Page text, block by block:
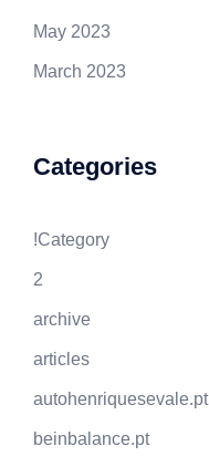
May 2023
March 2023
Categories
!Category
2
archive
articles
autohenriquesevale.pt
beinbalance.pt